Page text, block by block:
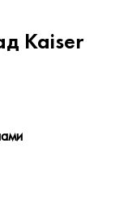
Kaiser